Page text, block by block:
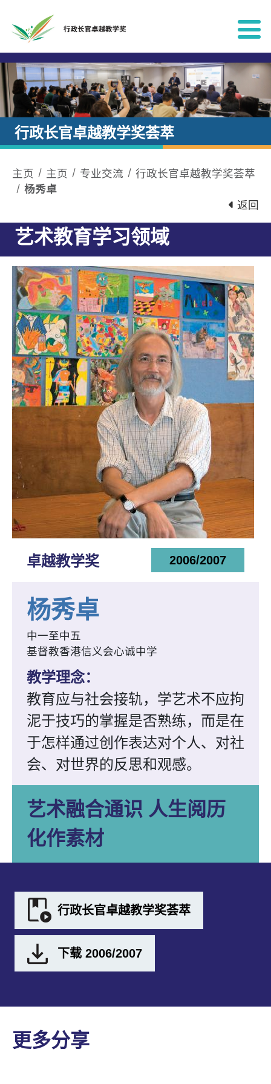
行政长官卓越教学奖荟萃
主页 主页 专业交流
行政长官卓越教学奖荟萃
杨秀卓
返回
艺术教育学习领域
卓越教学奖 2006/2007
杨秀卓
中一至中五
基督教香港信义会心诚中学
教学理念：
教育应与社会接轨，学艺术不应拘
泥于技巧的掌握是否熟练，而是在
于怎样通过创作表达对个人、对社
会、对世界的反思和观感。
艺术融合通识 人生阅历
化作素材
行政长官卓越教学奖荟萃
下载 2006/2007
更多分享